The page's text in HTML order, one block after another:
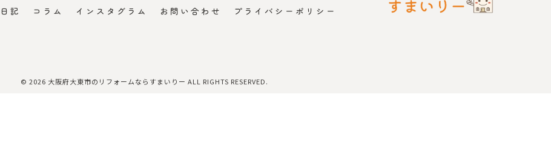
記 コラム インスタグラム お問い合わせ
プライバシーポリシー
© 2026 大阪府大東市のリフォームならすまいりー ALL RIGHTS RESERVED.